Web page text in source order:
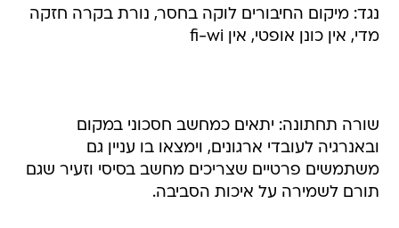
נגד: מיקום החיבורים לוקה בחסר, נורת בקרה חזקה
מדי, אין כונן אופטי, אין fi-wi
שורה תחתונה: יתאים כמחשב חסכוני במקום
ובאנרגיה לעובדי ארגונים, וימצאו בו עניין גם
משתמשים פרטיים שצריכים מחשב בסיסי וזעיר שגם
תורם לשמירה על איכות הסביבה.